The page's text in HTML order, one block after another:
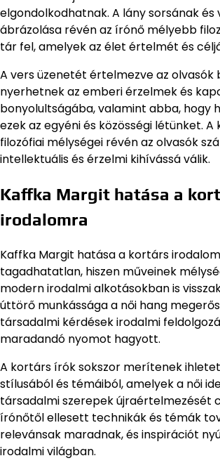
elgondolkodhatnak. A lány sorsának és
ábrázolása révén az írónő mélyebb
tár fel, amelyek az élet értelmét és
A vers üzenetét értelmezve az olvasók
nyerhetnek az emberi érzelmek és
bonyolultságába, valamint abba, hogy
ezek az egyéni és közösségi létünket.
filozófiai mélységei révén az olvasók
intellektuális és érzelmi kihívássá válik.
Kaffka Margit hatása a
irodalomra
Kaffka Margit hatása a kortárs
tagadhatatlan, hiszen műveinek
modern irodalmi alkotásokban is
úttörő munkássága a női hang
társadalmi kérdések irodalmi
maradandó nyomot hagyott.
A kortárs írók sokszor merítenek
stílusából és témáiból, amelyek a női
társadalmi szerepek újraértelmezését
írónőtől ellesett technikák és témák
relevánsak maradnak, és inspirációt
irodalmi világban.